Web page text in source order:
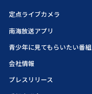
定点ライブカメラ
南海放送アプリ
青少年に見てもらいたい番組
会社情報
プレスリリース